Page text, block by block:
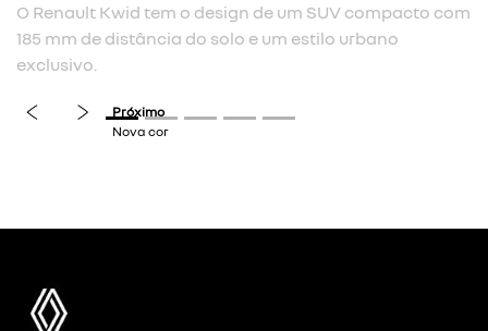
O Renault Kwid tem o design de um SUV compacto com
185 mm de distância do solo e um estilo urbano
exclusivo.
previous nextPróximo
Nova cor